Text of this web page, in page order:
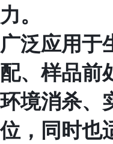
力。
广泛应用于
配、样品前
环境消杀、
位，同时也